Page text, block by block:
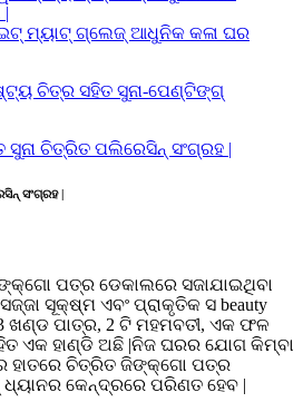
ମ୍ୟାଟ୍ ଗ୍ଲେଜ୍ ଆଧୁନିକ କଳା ଘର
ସଂଗ୍ରହ |
ପତ୍ର ଡେକାଲରେ ସଜାଯାଇଥିବା
ସୂକ୍ଷ୍ମ ଏବଂ ପ୍ରାକୃତିକ ସ beauty
3 ଖଣ୍ଡ ପାତ୍ର, 2 ଟି ମହମବତୀ, ଏକ ଫଳ
ଏକ ହାଣ୍ଡି ଅଛି |ନିଜ ଘରର ଯୋଗ କିମ୍ବା
ହାତରେ ଚିତ୍ରିତ ଜିଙ୍କ୍ଗୋ ପତ୍ର
କେନ୍ଦ୍ରରେ ପରିଣତ ହେବ |